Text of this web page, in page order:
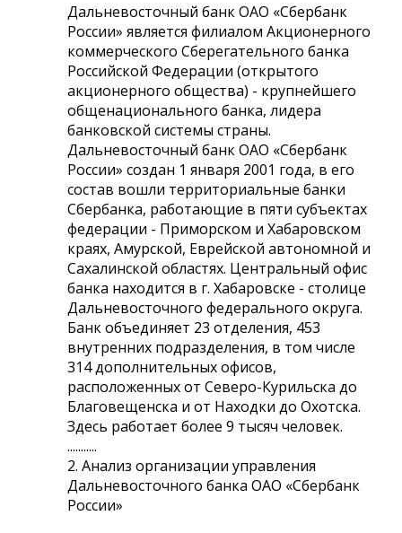
Дальневосточный банк ОАО «Сбербанк
России» является филиалом Акционерного
коммерческого Cберегательного банка
Российской Федерации (открытого
акционерного общества) - крупнейшего
общенационального банка, лидера
банковской системы страны.
Дальневосточный банк ОАО «Сбербанк
России» создан 1 января 2001 года, в его
состав вошли территориальные банки
Сбербанка, работающие в пяти субъектах
федерации - Приморском и Хабаровском
краях, Амурской, Еврейской автономной и
Сахалинской областях. Центральный офис
банка находится в г. Хабаровске - столице
Дальневосточного федерального округа.
Банк объединяет 23 отделения, 453
внутренних подразделения, в том числе
314 дополнительных офисов,
расположенных от Северо-Курильска до
Благовещенска и от Находки до Охотска.
Здесь работает более 9 тысяч человек.
...........
2. Анализ организации управления
Дальневосточного банка ОАО «Сбербанк
России»